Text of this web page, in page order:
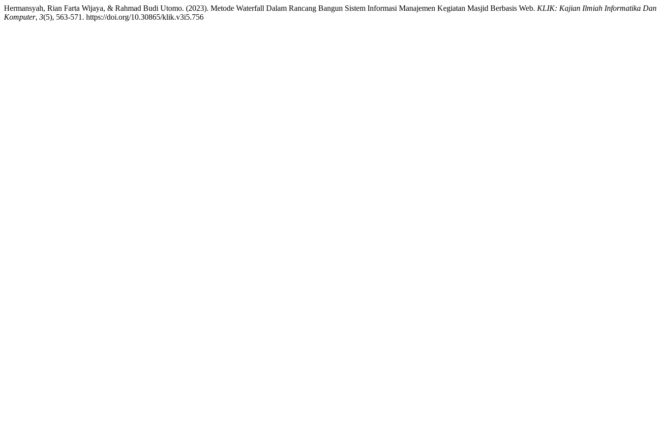
Hermansyah, Rian Farta Wijaya, & Rahmad Budi Utomo. (2023). Metode Waterfall Dalam Rancang Bangun Sistem Informasi Manajemen Kegiatan Masjid Berbasis Web. KLIK: Kajian Ilmiah Informatika Dan
Komputer, 3(5), 563-571. https://doi.org/10.30865/klik.v3i5.756